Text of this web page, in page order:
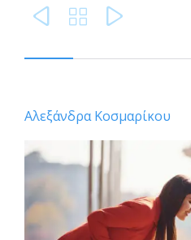
  
Αλεξάνδρα Κοσμαρίκου